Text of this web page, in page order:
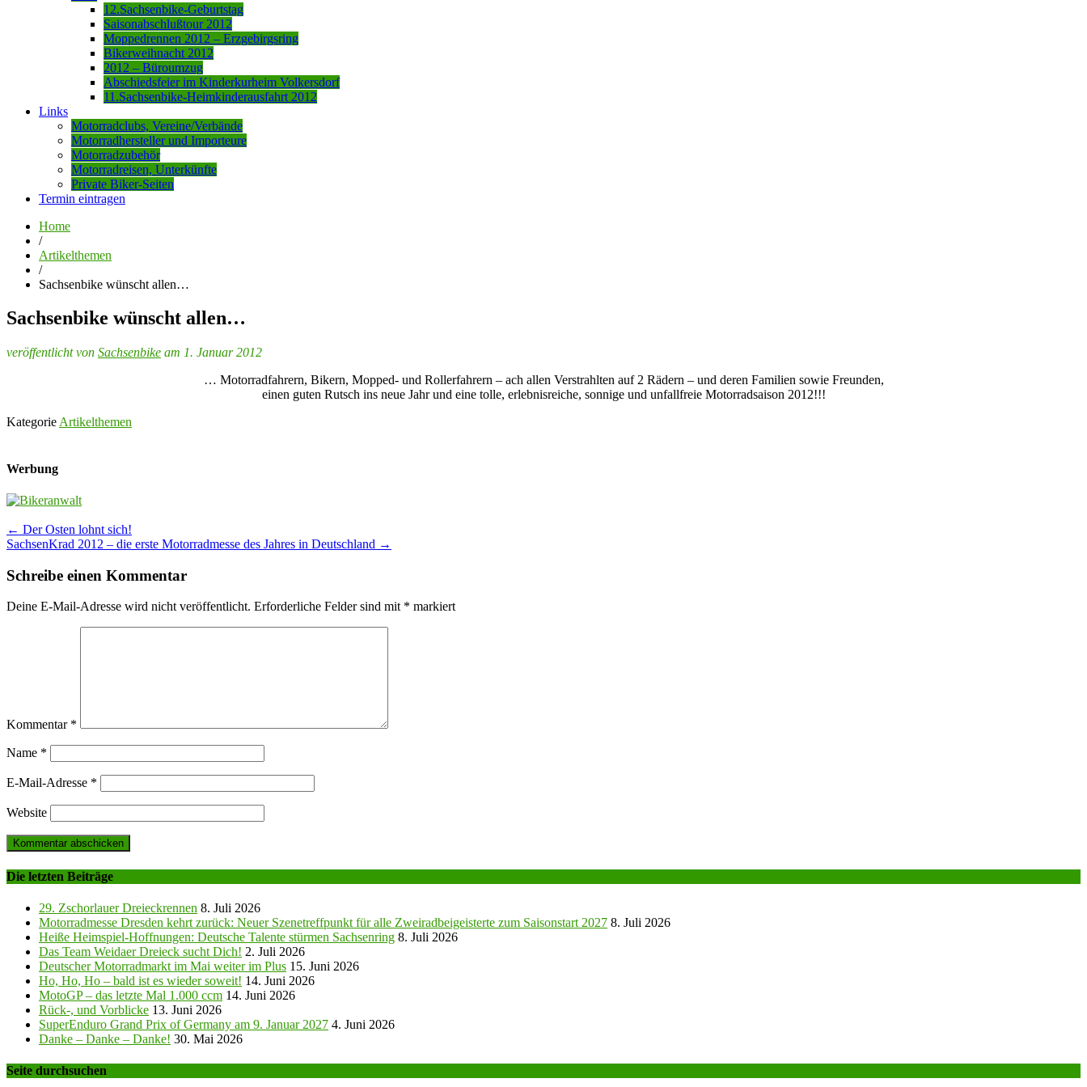
12.Sachsenbike-Geburtstag
Saisonabschlußtour 2012
Moppedrennen 2012 – Erzgebirgsring
Bikerweihnacht 2012
2012 – Büroumzug
Abschiedsfeier im Kinderkurheim Volkersdorf
11.Sachsenbike-Heimkinderausfahrt 2012
Links
Motorradclubs, Vereine/Verbände
Motorradhersteller und Importeure
Motorradzubehör
Motorradreisen, Unterkünfte
Private Biker-Seiten
Termin eintragen
Home
/
Artikelthemen
/
Sachsenbike wünscht allen…
Sachsenbike wünscht allen…
veröffentlicht von Sachsenbike am 1. Januar 2012
… Motorradfahrern, Bikern, Mopped- und Rollerfahrern – ach allen Verstrahlten auf 2 Rädern – und deren Familien sowie Freunden,
einen guten Rutsch ins neue Jahr und eine tolle, erlebnisreiche, sonnige und unfallfreie Motorradsaison 2012!!!
Kategorie Artikelthemen
Werbung
Post
navigation
← Der Osten lohnt sich!
SachsenKrad 2012 – die erste Motorradmesse des Jahres in Deutschland →
Schreibe einen Kommentar
Deine E-Mail-Adresse wird nicht veröffentlicht. Erforderliche Felder sind mit * markiert
Kommentar *
Name *
E-Mail-Adresse *
Website
Die letzten Beiträge
29. Zschorlauer Dreieckrennen 8. Juli 2026
Motorradmesse Dresden kehrt zurück: Neuer Szenetreffpunkt für alle Zweiradbeigeisterte zum Saisonstart 2027 8. Juli 2026
Heiße Heimspiel-Hoffnungen: Deutsche Talente stürmen Sachsenring 8. Juli 2026
Das Team Weidaer Dreieck sucht Dich! 2. Juli 2026
Deutscher Motorradmarkt im Mai weiter im Plus 15. Juni 2026
Ho, Ho, Ho – bald ist es wieder soweit! 14. Juni 2026
MotoGP – das letzte Mal 1.000 ccm 14. Juni 2026
Rück-, und Vorblicke 13. Juni 2026
SuperEnduro Grand Prix of Germany am 9. Januar 2027 4. Juni 2026
Danke – Danke – Danke! 30. Mai 2026
Seite durchsuchen